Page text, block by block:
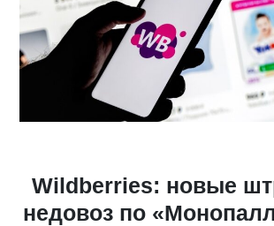
Wildberries: новые
недовоз по